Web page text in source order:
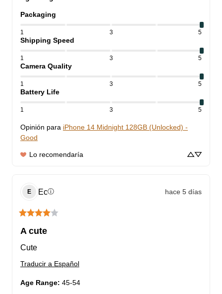
Packaging
1 3 5
Shipping Speed
1 3 5
Camera Quality
1 3 5
Battery Life
1 3 5
Opinión para iPhone 14 Midnight 128GB (Unlocked) -
Good
Lo recomendaría
E Ecⓘ hace 5 días
A cute
Cute
Traducir a Español
Age Range: 45-54